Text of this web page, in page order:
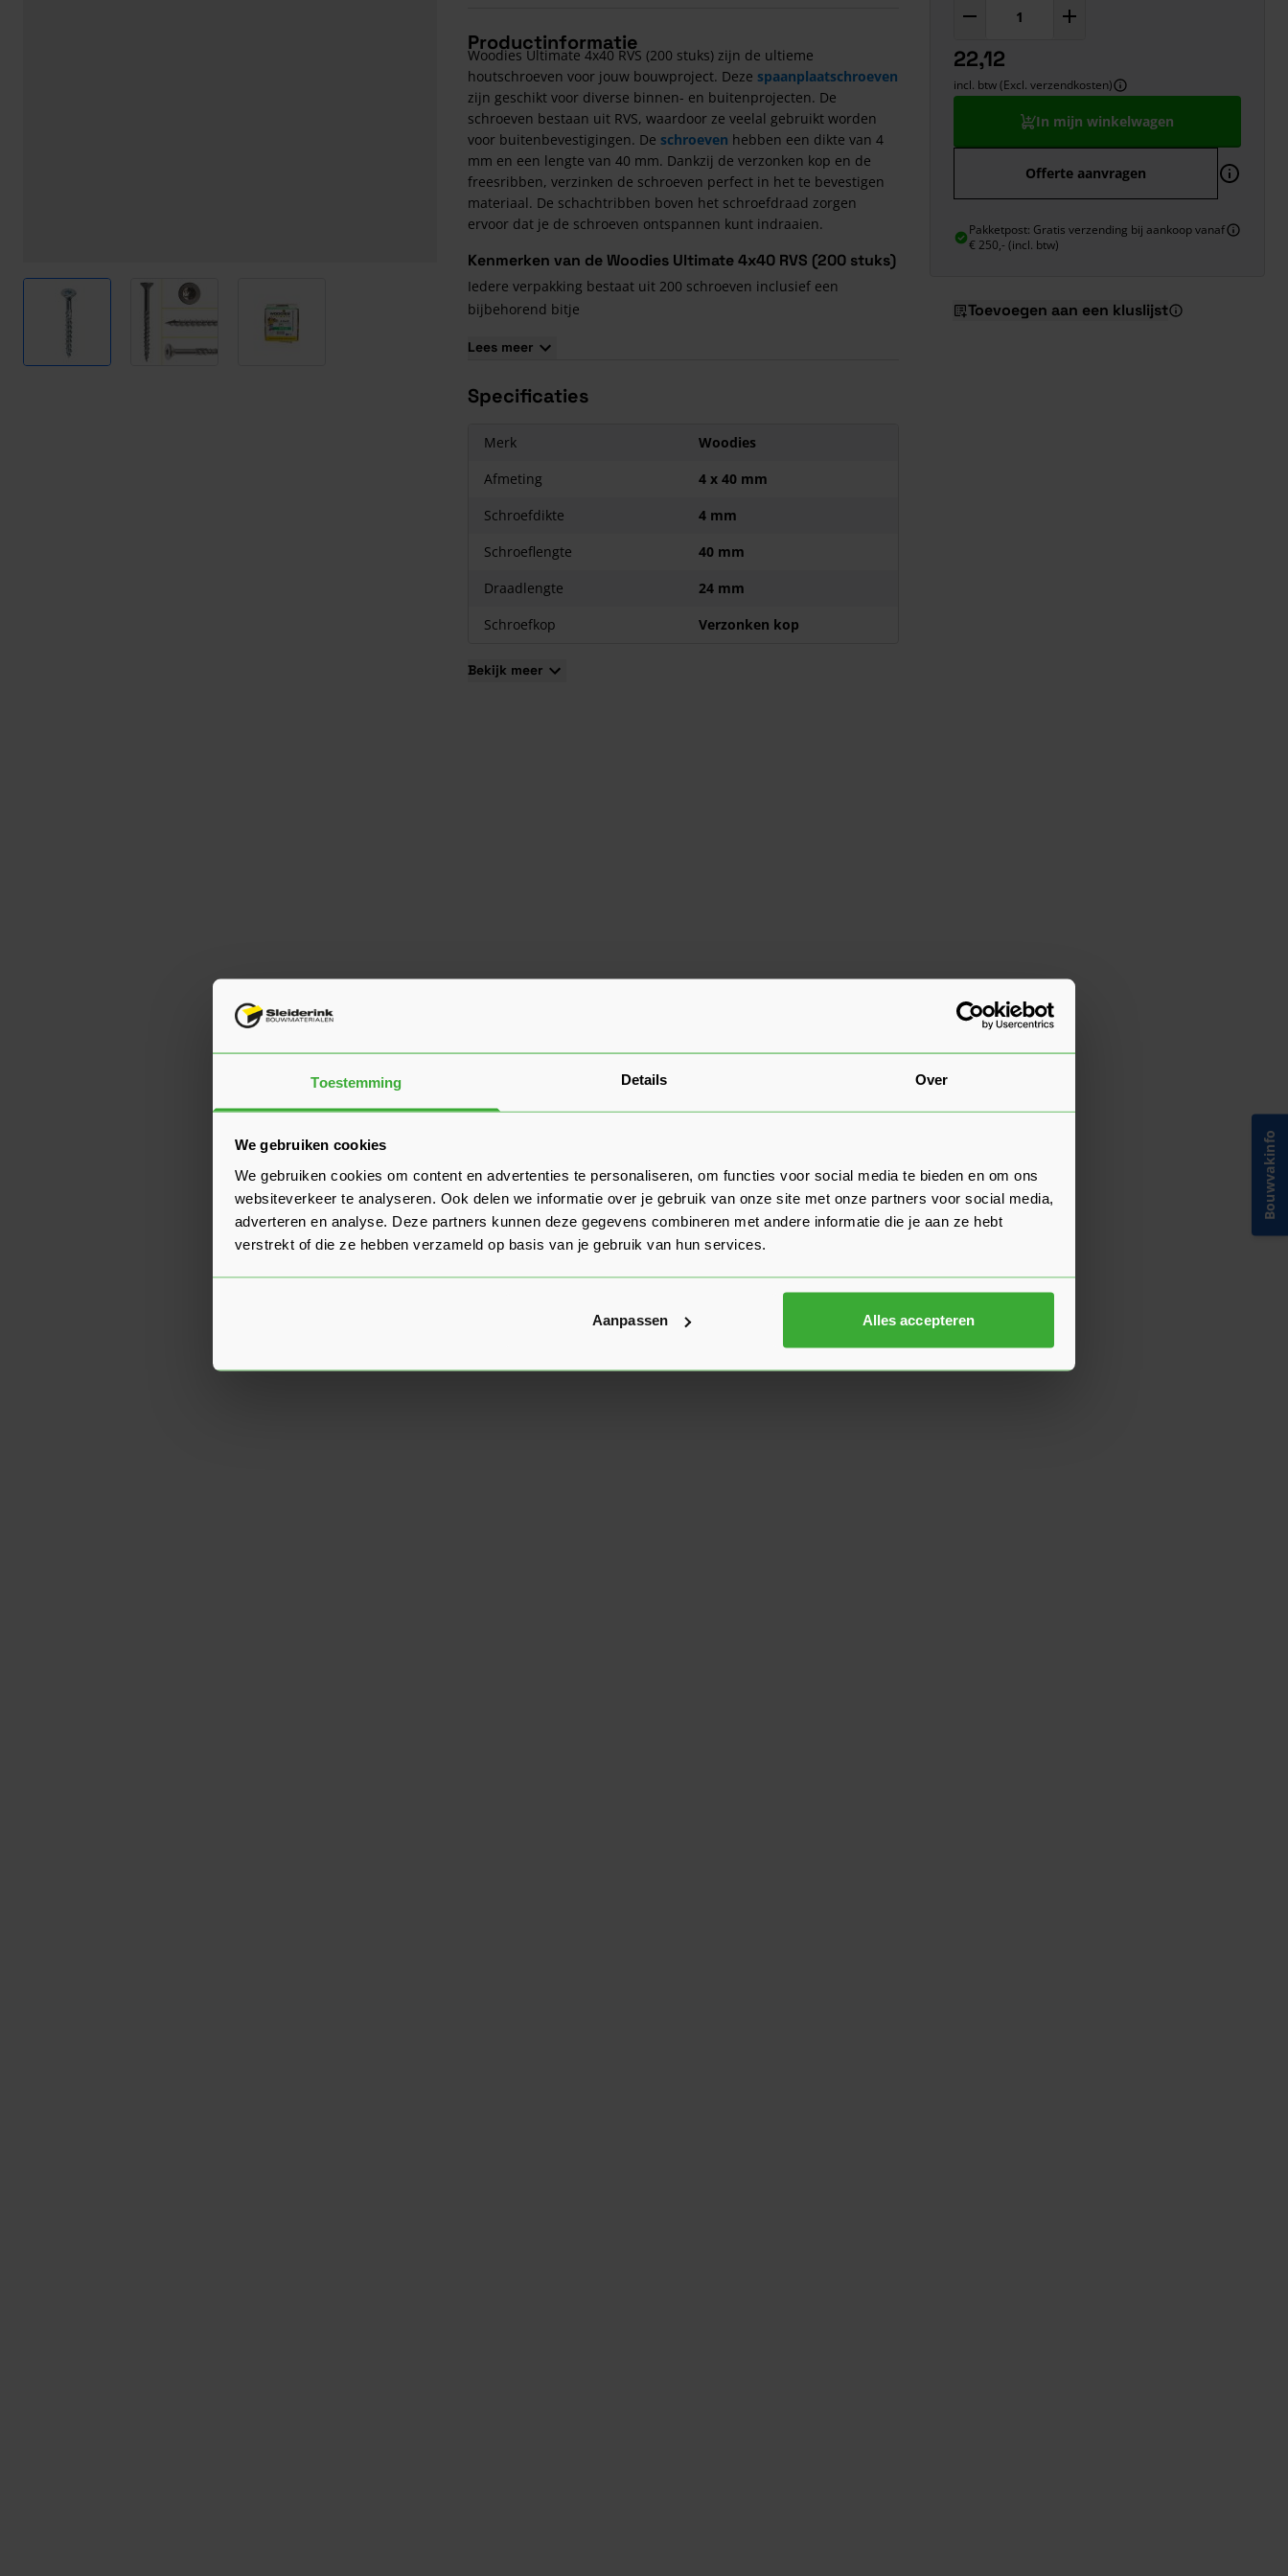
Toestemming Details Over
We gebruiken cookies
We gebruiken cookies om content en advertenties te personaliseren, om functies voor social media te bieden en om ons
websiteverkeer te analyseren. Ook delen we informatie over je gebruik van onze site met onze partners voor social media,
adverteren en analyse. Deze partners kunnen deze gegevens combineren met andere informatie die je aan ze hebt
verstrekt of die ze hebben verzameld op basis van je gebruik van hun services.
Aanpassen Alles accepteren
View larger imageView larger image
Productinformatie
Woodies Ultimate 4x40 RVS (200 stuks) zijn de ultieme
houtschroeven voor jouw bouwproject. Deze spaanplaatschroeven
zijn geschikt voor diverse binnen- en buitenprojecten. De
schroeven bestaan uit RVS, waardoor ze veelal gebruikt worden
voor buitenbevestigingen. De schroeven hebben een dikte van 4
mm en een lengte van 40 mm. Dankzij de verzonken kop en de
freesribben, verzinken de schroeven perfect in het te bevestigen
materiaal. De schachtribben boven het schroefdraad zorgen
ervoor dat je de schroeven ontspannen kunt indraaien.
Kenmerken van de Woodies Ultimate 4x40 RVS (200 stuks)
Iedere verpakking bestaat uit 200 schroeven inclusief een
bijbehorend bitje
De lengte van het schroefdraad bedraagt 24 mm
Lees meer
Specificaties
Merk
Woodies
Afmeting
4 x 40 mm
Schroefdikte
4 mm
Schroeflengte
40 mm
Draadlengte
24 mm
Schroefkop
Verzonken kop
Bekijk meer
22,12
incl. btw (Excl. verzendkosten)
In mijn winkelwagen
Offerte aanvragen
Pakketpost: Gratis verzending bij aankoop vanaf
€ 250,- (incl. btw)
Toevoegen aan een kluslijst
Bouwvakinfo